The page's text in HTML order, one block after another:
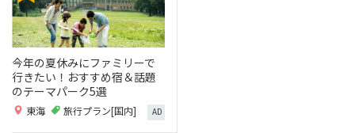
今年の夏休みにファミリーで
行きたい！おすすめ宿＆話題
のテーマパーク5選
東海 旅行プラン[国内] AD